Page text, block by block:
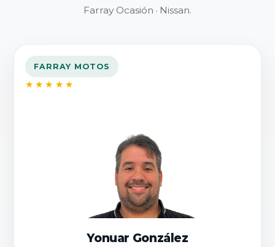
Farray Ocasión · Nissan.
FARRAY MOTOS
★★★★★
Yonuar González